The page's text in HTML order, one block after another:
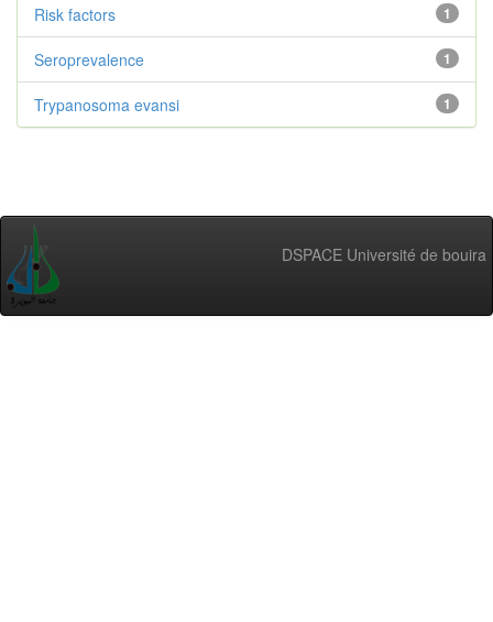
1
Risk factors
1
Seroprevalence
1
Trypanosoma evansi
DSPACE Université de bouira